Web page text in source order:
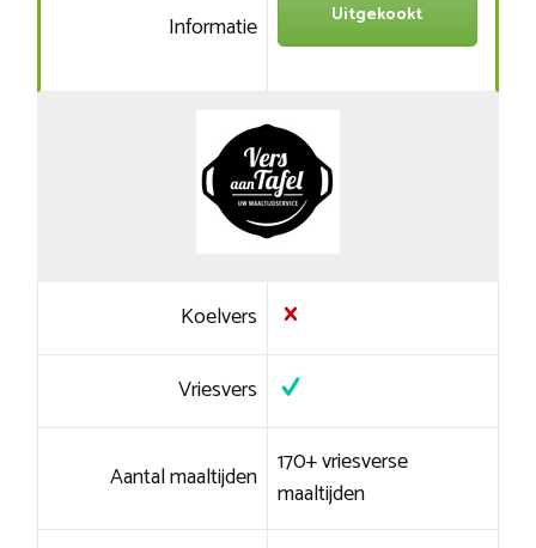
Informatie Uitgekookt
Koelvers
Vriesvers
Aantal maaltijden 170+ vriesverse
maaltijden